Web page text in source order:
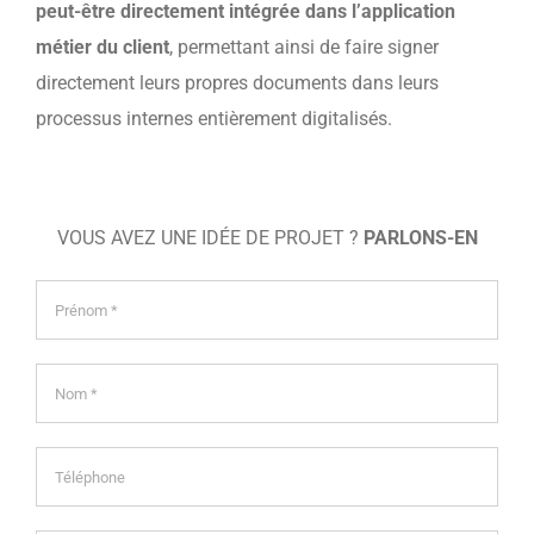
peut-être directement intégrée dans l’application
métier du client, permettant ainsi de faire signer
directement leurs propres documents dans leurs
processus internes entièrement digitalisés.
VOUS AVEZ UNE IDÉE DE PROJET ? PARLONS-EN